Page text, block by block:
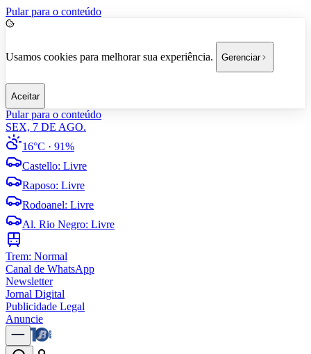
Pular para o conteúdo
Usamos cookies para melhorar sua experiência. Gerenciar
Aceitar
Pular para o conteúdo
SEX, 7 DE AGO.
16°C · 91%
Castello: Livre
Raposo: Livre
Rodoanel: Livre
Al. Rio Negro: Livre
Trem: Normal
Canal de WhatsApp
Newsletter
Jornal Digital
Publicidade Legal
Anuncie